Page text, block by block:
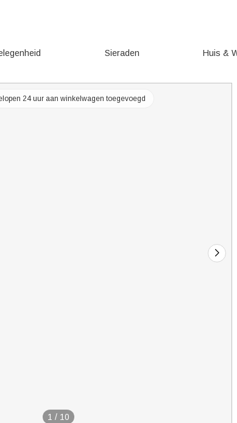
Sieraden Huis &
1 / 10
24 uur aan winkelwagen toegevoegd